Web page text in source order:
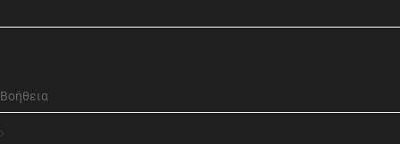
Βοήθεια